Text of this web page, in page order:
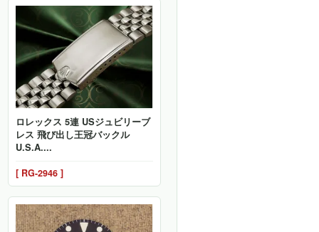
ロレックス 5連 USジュビリーブ
レス 飛び出し王冠バックル
U.S.A....
[ RG-2946 ]